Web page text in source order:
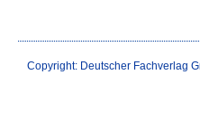
Copyright: Deutscher Fachverlag